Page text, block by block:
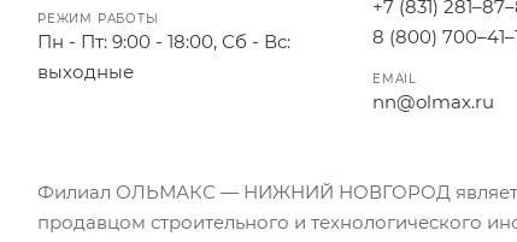
РЕЖИМ РАБОТЫ
Пн - Пт: 9:00 - 18:00, Сб - Вс:
выходные
+7 (831)
8 (800)
EMAIL
nn@olmax.ru
Филиал ОЛЬМАКС — НИЖНИЙ НОВГОРОД
продавцом строительного и технологического